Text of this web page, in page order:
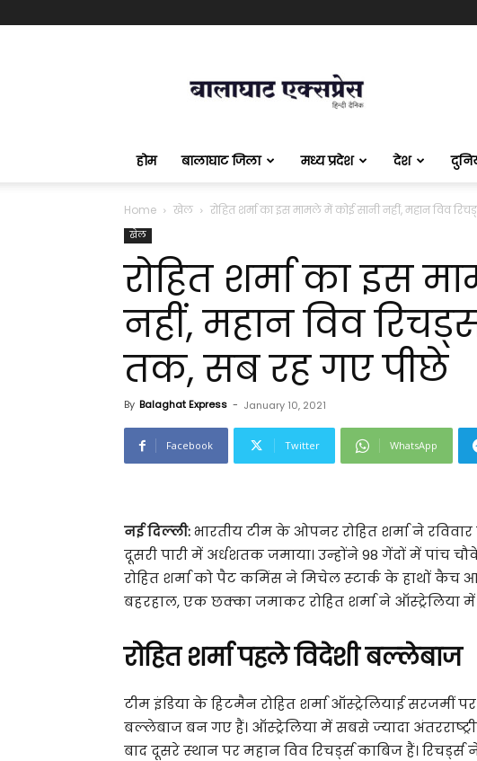
एक्सप्रेस
होम बालाघाट जिला मध्य प्रदेश देश
Home खेल रोहित शर्मा का इस मामले में कोई सानी नहीं, महान विव
खेल
रोहित शर्मा का इस
नहीं, महान विव
तक, सब रह गए पीछे
By Balaghat Express - January 10, 2021
Facebook Twitter WhatsApp
नई दिल्‍ली:भारतीय टीम के ओपनर रोहित शर्मा ने
दूसरी पारी में अर्धशतक जमाया। उन्‍होंने 98 गेंदों में
रोहित शर्मा को पैट कमिंस ने मिचेल स्‍टार्क के हाथों कैच
बहरहाल, एक छक्‍का जमाकर रोहित शर्मा ने ऑस्‍ट्रेलिया
रोहित शर्मा पहले विदेशी बल्‍लेबाज
टीम इंडिया के हिटमैन रोहित शर्मा ऑस्‍ट्रेलियाई
बल्‍लेबाज बन गए हैं। ऑस्‍ट्रेलिया में सबसे ज्‍यादा
बाद दूसरे स्‍थान पर महान विव रिचर्ड्स काबिज हैं।